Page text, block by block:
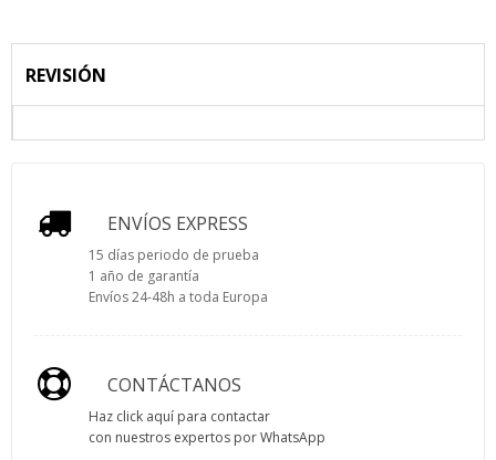
REVISIÓN
ENVÍOS EXPRESS
15 días periodo de prueba
1 año de garantía
Envíos 24-48h a toda Europa
CONTÁCTANOS
Haz click aquí para contactar
con nuestros expertos por WhatsApp